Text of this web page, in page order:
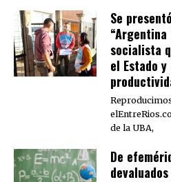
Se
socialista
el Estado
de la UBA,
De
devaluados